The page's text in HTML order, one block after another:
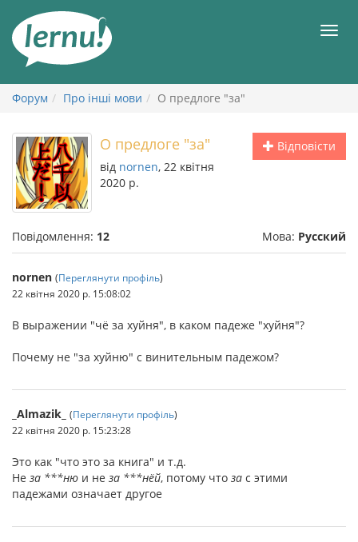
змісту
Форум Про інші мови О предлоге "за"
Відповісти
О предлоге "за"
від nornen, 22 квітня
2020 р.
Повідомлення: 12 Мова: Русский
nornen (Переглянути профіль)
22 квітня 2020 р. 15:08:02
В выражении "чё за хуйня", в каком падеже "хуйня"?
Почему не "за хуйню" с винительным падежом?
_Almazik_ (Переглянути профіль)
22 квітня 2020 р. 15:23:28
Это как "что это за книга" и т.д.
Не за ***ню и не за ***нёй, потому что за с этими
падежами означает другое